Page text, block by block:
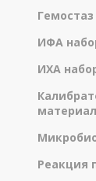
Гемостаз
ИФА
ИХА
Реакция